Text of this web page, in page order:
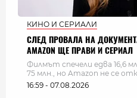
КИНО И СЕРИАЛИ
СЛЕД ПРОВАЛА НА
AMAZON ЩЕ ПРАВИ И СЕРИАЛ
Филмът спечели едва 16,6
75 млн., но Amazon не се
16:59 - 07.08.2026